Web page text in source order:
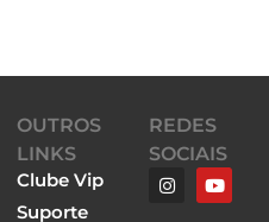
OUTROS
LINKS
Clube Vip
Suporte
REDES
SOCIAIS